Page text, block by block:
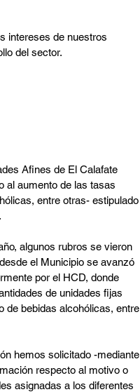
intereses de nuestros
del sector.
Afines de El Calafate
al aumento de las tasas
entre otras- estipulado
algunos rubros se vieron
el Municipio se avanzó
por el HCD, donde
de unidades fijas
de bebidas alcohólicas, entre
hemos solicitado -mediante
respecto al motivo o
asignadas a los diferentes